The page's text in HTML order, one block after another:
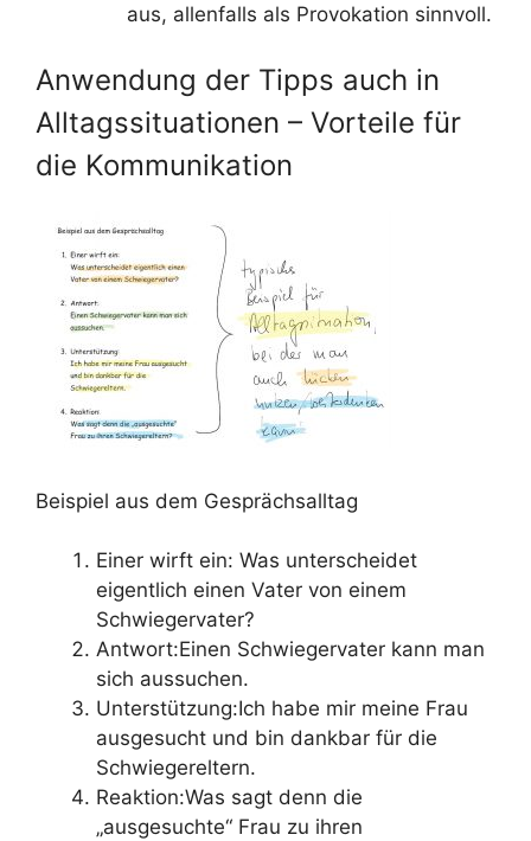
aus, allenfalls als Provokation sinnvoll.
Anwendung der Tipps auch in
Alltagssituationen – Vorteile für
die Kommunikation
Beispiel aus dem Gesprächsalltag
Einer wirft ein: Was unterscheidet
eigentlich einen Vater von einem
Schwiegervater?
Antwort:Einen Schwiegervater kann man
sich aussuchen.
Unterstützung:Ich habe mir meine Frau
ausgesucht und bin dankbar für die
Schwiegereltern.
Reaktion:Was sagt denn die
„ausgesuchte“ Frau zu ihren